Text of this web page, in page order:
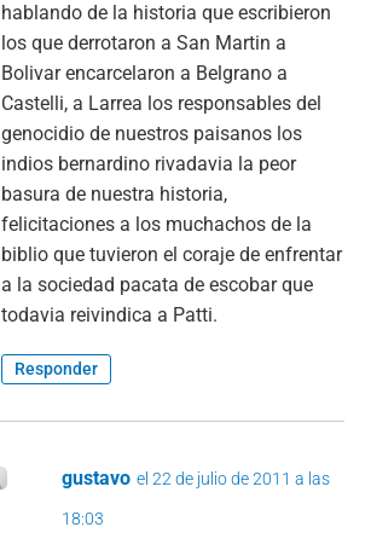
hablando de la historia que escribieron
los que derrotaron a San Martin a
Bolivar encarcelaron a Belgrano a
Castelli, a Larrea los responsables del
genocidio de nuestros paisanos los
indios bernardino rivadavia la peor
basura de nuestra historia,
felicitaciones a los muchachos de la
biblio que tuvieron el coraje de enfrentar
a la sociedad pacata de escobar que
todavia reivindica a Patti.
Responder
gustavo el 22 de julio de 2011 a las
18:03